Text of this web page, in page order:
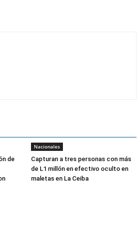
de
Nacionales
Capturan a tres personas con más
de L1 millón en efectivo oculto en
maletas en La Ceiba